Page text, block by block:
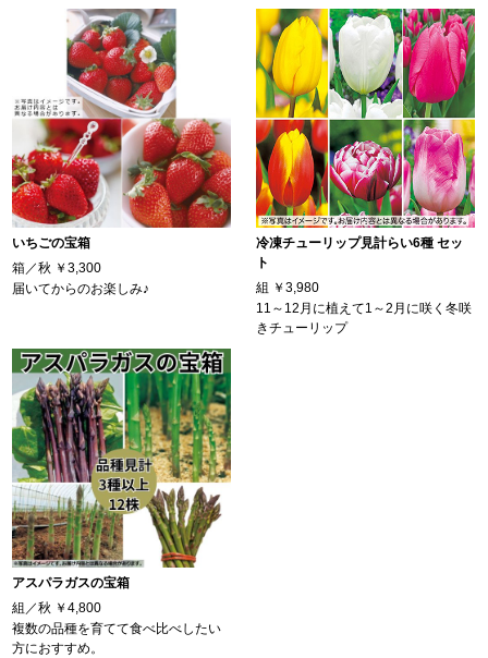
いちごの宝箱
箱／秋 ￥3,300
届いてからのお楽しみ♪
冷凍チューリップ見計らい6種 セッ
ト
組 ￥3,980
11～12月に植えて1～2月に咲く冬咲
きチューリップ
アスパラガスの宝箱
組／秋 ￥4,800
複数の品種を育てて食べ比べしたい
方におすすめ。